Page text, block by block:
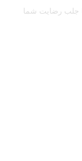
جلب رضایت شما